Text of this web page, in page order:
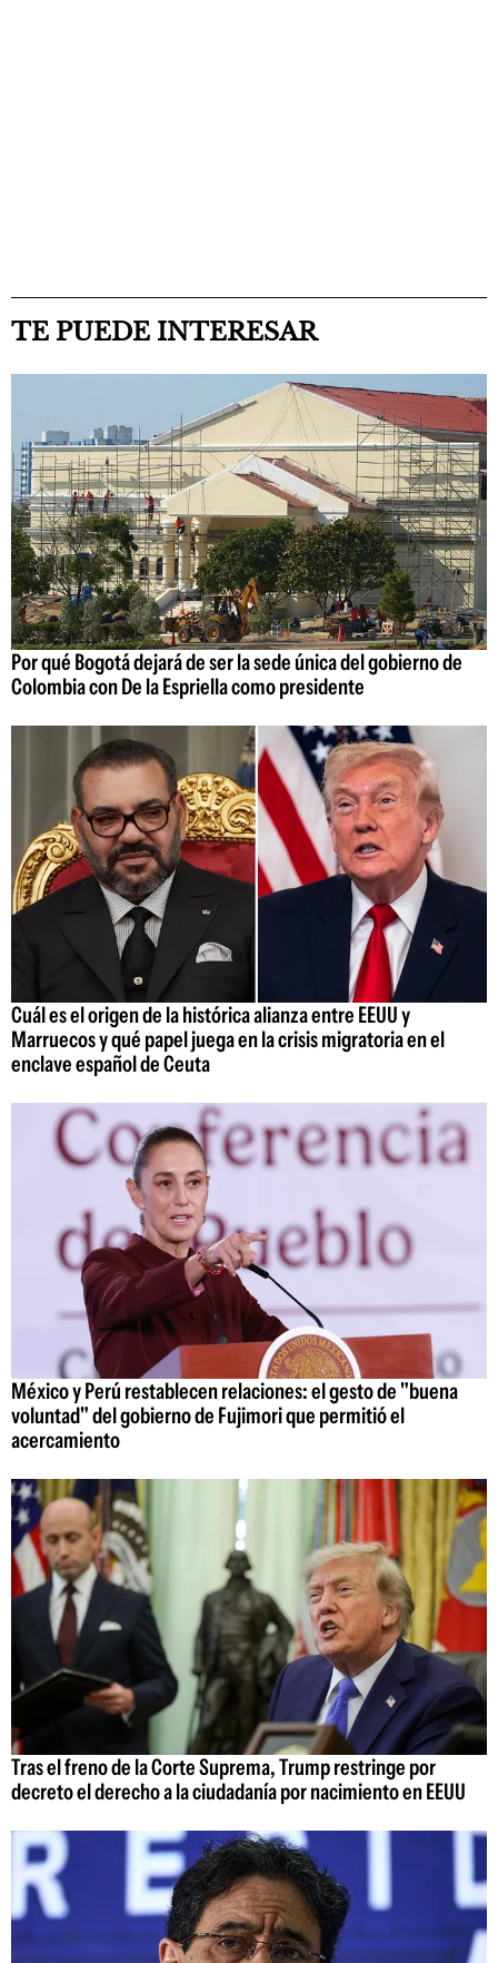
TE PUEDE INTERESAR
Por qué Bogotá dejará de ser la sede única del gobierno de
Colombia con De la Espriella como presidente
Cuál es el origen de la histórica alianza entre EEUU y
Marruecos y qué papel juega en la crisis migratoria en el
enclave español de Ceuta
México y Perú restablecen relaciones: el gesto de "buena
voluntad" del gobierno de Fujimori que permitió el
acercamiento
Tras el freno de la Corte Suprema, Trump restringe por
decreto el derecho a la ciudadanía por nacimiento en EEUU